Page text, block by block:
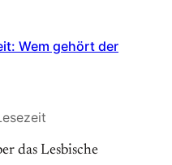
Wem gehört der
das Lesbische